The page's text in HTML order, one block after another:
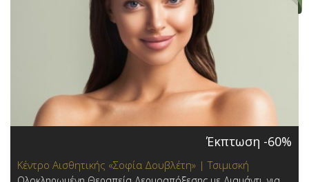
Έκπτωση -60%
Κέντρο Αισθητικής «Σοφία Δουβλέτη» | Τσιμισκή